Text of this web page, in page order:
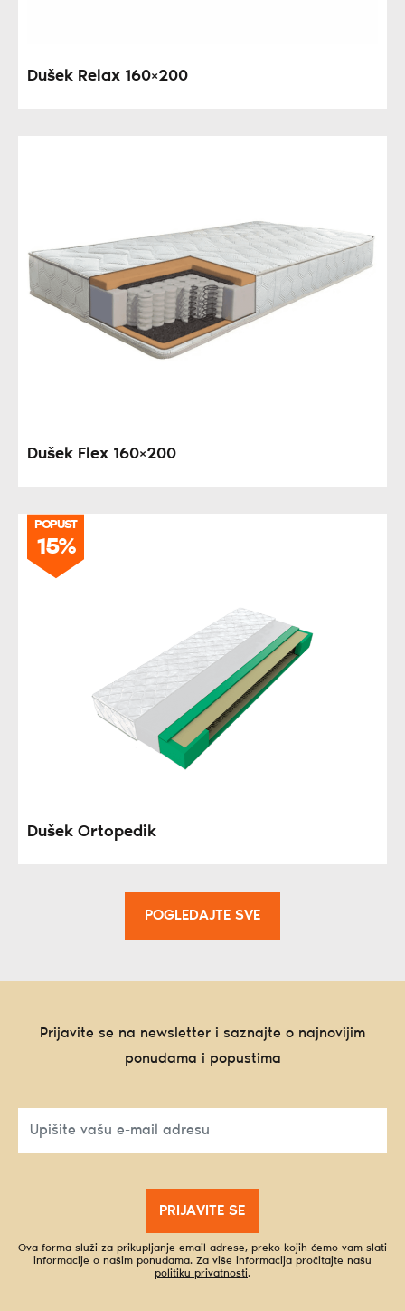
Dušek Relax 160×200
Dušek Flex 160×200
POPUST
15%
Dušek Ortopedik
POGLEDAJTE SVE
Prijavite se na newsletter i saznajte o najnovijim
ponudama i popustima
PRIJAVITE SE
Ova forma služi za prikupljanje email adrese, preko kojih ćemo vam slati
informacije o našim ponudama. Za više informacija pročitajte našu
politiku privatnosti.